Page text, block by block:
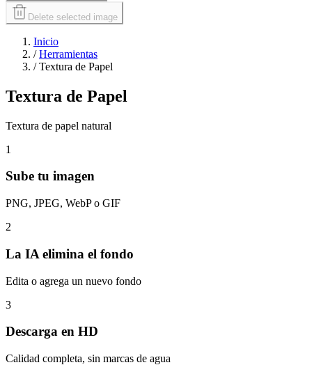
Delete selected image
Inicio
/ Herramientas
/ Textura de Papel
Textura de Papel
Textura de papel natural
1
Sube tu imagen
PNG, JPEG, WebP o GIF
2
La IA elimina el fondo
Edita o agrega un nuevo fondo
3
Descarga en HD
Calidad completa, sin marcas de agua